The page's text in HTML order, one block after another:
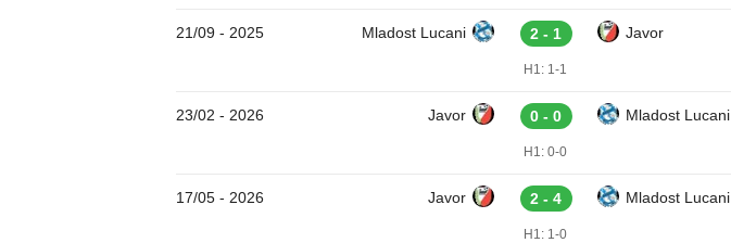
21/09 - 2025 Mladost Lucani 2 - 1 Javor
H1: 1-1
23/02 - 2026 Javor 0 - 0 Mladost Lucani
H1: 0-0
17/05 - 2026 Javor 2 - 4 Mladost Lucani
H1: 1-0